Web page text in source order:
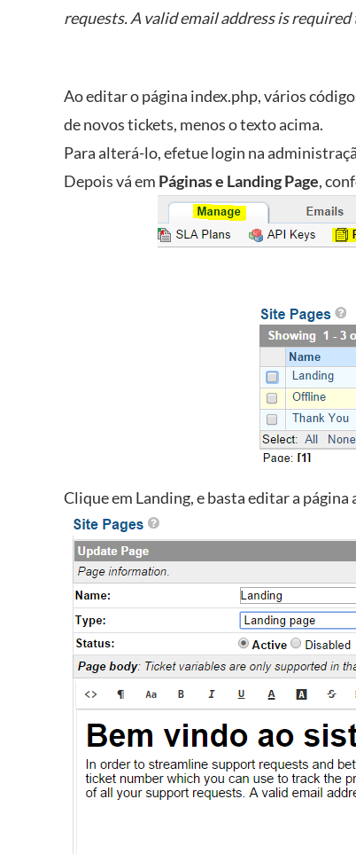
requests. A valid email address is
Ao editar o página index.php, vários
de novos tickets, menos o texto acima.
Para alterá-lo, efetue login na
Depois vá em Páginas e Landing Page,
Clique em Landing, e basta editar a página